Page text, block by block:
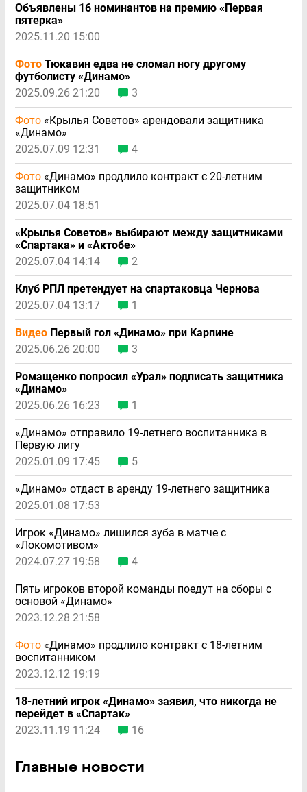
Объявлены 16 номинантов на премию «Первая
пятерка»
2025.11.20 15:00
Фото Тюкавин едва не сломал ногу другому
футболисту «Динамо»
2025.09.26 21:20
3
Фото «Крылья Советов» арендовали защитника
«Динамо»
2025.07.09 12:31
4
Фото «Динамо» продлило контракт с 20-летним
защитником
2025.07.04 18:51
«Крылья Советов» выбирают между защитниками
«Спартака» и «Актобе»
2025.07.04 14:14
2
Клуб РПЛ претендует на спартаковца Чернова
2025.07.04 13:17
1
Видео Первый гол «Динамо» при Карпине
2025.06.26 20:00
3
Ромащенко попросил «Урал» подписать защитника
«Динамо»
2025.06.26 16:23
1
«Динамо» отправило 19-летнего воспитанника в
Первую лигу
2025.01.09 17:45
5
«Динамо» отдаст в аренду 19-летнего защитника
2025.01.08 17:53
Игрок «Динамо» лишился зуба в матче с
«Локомотивом»
2024.07.27 19:58
4
Пять игроков второй команды поедут на сборы с
основой «Динамо»
2023.12.28 21:58
Фото «Динамо» продлило контракт с 18-летним
воспитанником
2023.12.12 19:19
18-летний игрок «Динамо» заявил, что никогда не
перейдет в «Спартак»
2023.11.19 11:24
16
Главные новости